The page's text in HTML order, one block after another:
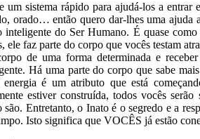
um sistema rápido para ajudá-los a
orado… então quero dar-lhes uma ajuda
inteligente do Ser Humano. É quase
ele faz parte do corpo que vocês testam
de uma forma determinada e
Há uma parte do corpo que sabe
energia é um atributo que está
estiver construída, todos vocês
são. Entretanto, o Inato é o segredo e a
Isto significa que VOCÊS já estão